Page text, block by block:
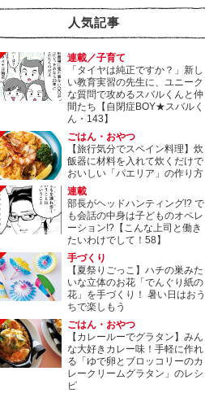
人気記事
連載／子育て
「タイヤは純正ですか？」新し
い教育実習の先生に、ユニーク
な質問で攻めるスバルくんと仲
間たち【自閉症BOY★スバルく
ん・143】
ごはん・おやつ
【旅行気分でスペイン料理】炊
飯器に材料を入れて炊くだけで
おいしい「パエリア」の作り方
連載
部長がヘッドハンティング!? で
も会話の中身は子どものオペレ
ーション!?【こんな上司と働き
たいわけでして！58】
手づくり
【夏祭りごっこ】ハチの巣みた
いな立体のお花「でんぐり紙の
花」を手づくり！ 暑い日はおう
ちで楽しもう
ごはん・おやつ
【カレールーでグラタン】みん
な大好きカレー味！手軽に作れ
る「ゆで卵とブロッコリーのカ
レークリームグラタン」のレシ
ピ